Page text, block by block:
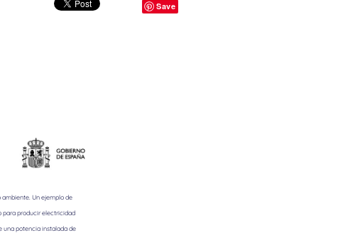
Save
Un ejemplo de
para producir electricidad
una potencia instalada de